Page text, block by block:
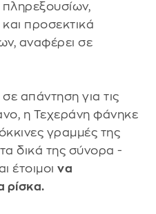
προσεκτικά
αναφέρει σε
απάντηση για τις
η Τεχεράνη φάνηκε
γραμμές της
δικά της σύνορα -
έτοιμοι να
ρίσκα.